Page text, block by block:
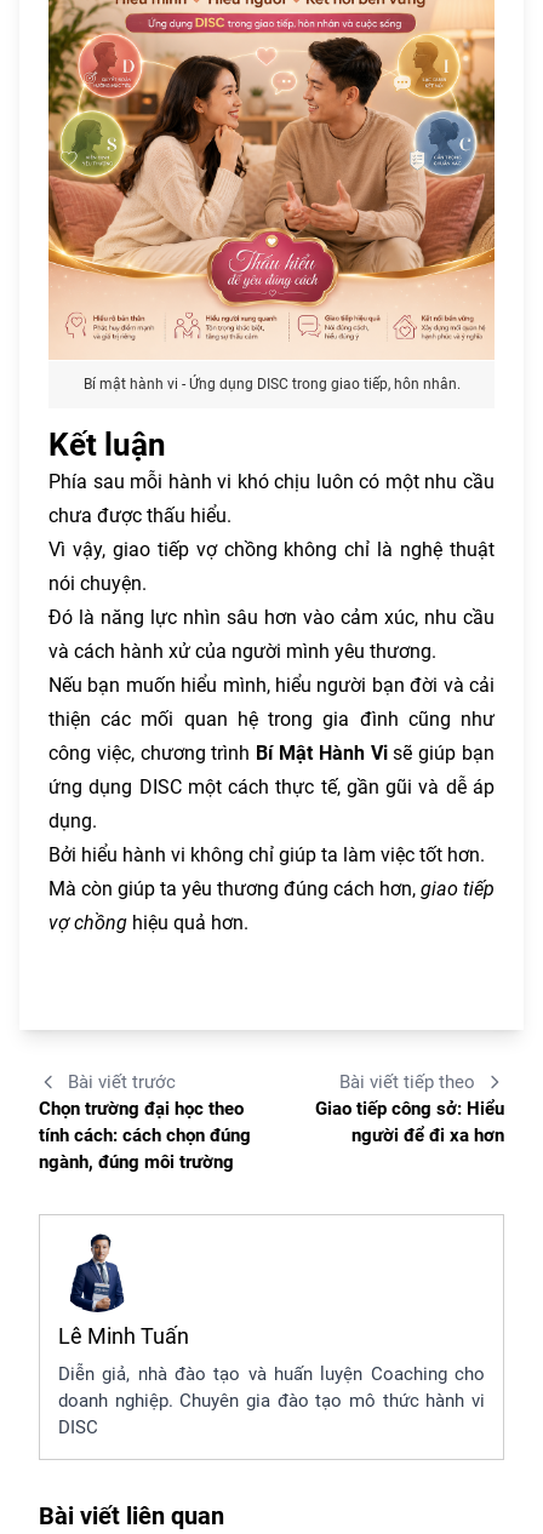
Bí mật hành vi - Ứng dụng DISC trong giao tiếp, hôn nhân.
Kết luận
Phía sau mỗi hành vi khó chịu luôn có một nhu cầu
chưa được thấu hiểu.
Vì vậy, giao tiếp vợ chồng không chỉ là nghệ thuật
nói chuyện.
Đó là năng lực nhìn sâu hơn vào cảm xúc, nhu cầu
và cách hành xử của người mình yêu thương.
Nếu bạn muốn hiểu mình, hiểu người bạn đời và cải
thiện các mối quan hệ trong gia đình cũng như
công việc, chương trình Bí Mật Hành Visẽ giúp bạn
ứng dụng DISC một cách thực tế, gần gũi và dễ áp
dụng.
Bởi hiểu hành vi không chỉ giúp ta làm việc tốt hơn.
Mà còn giúp ta yêu thương đúng cách hơn, giao tiếp
vợ chồng hiệu quả hơn.
Bài viết trước
Chọn trường đại học theo
tính cách: cách chọn đúng
ngành, đúng môi trường
Bài viết tiếp theo
Giao tiếp công sở: Hiểu
người để đi xa hơn
Lê Minh Tuấn
Diễn giả, nhà đào tạo và huấn luyện Coaching cho
doanh nghiệp. Chuyên gia đào tạo mô thức hành vi
DISC
Bài viết liên quan